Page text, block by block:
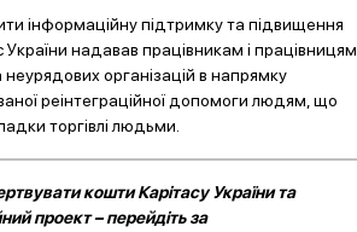
інформаційну підтримку та підвищення
України надавав працівникам і працівницям
організацій в напрямку
реінтеграційної допомоги людям, що
торгівлі людьми.
кошти Карітасу України та
проект – перейдіть за